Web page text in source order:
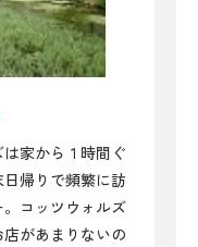
家から１時間ぐ
帰りで頻繁に訪
コッツウォルズ
があまりないの